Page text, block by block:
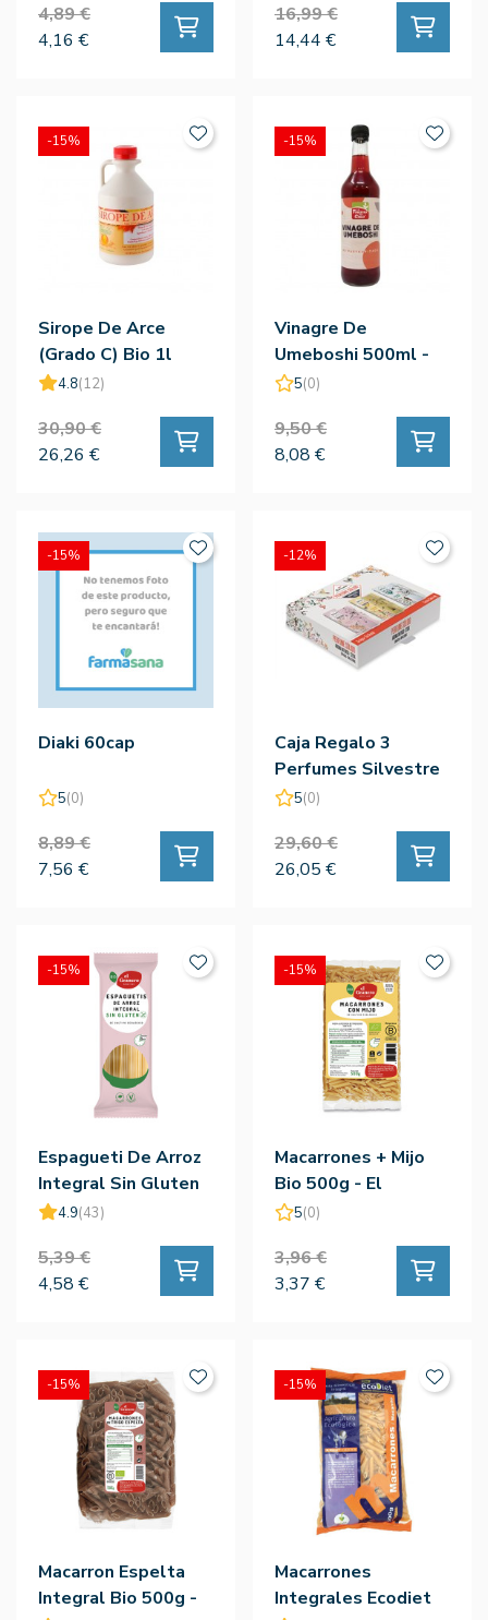
4,89 €
4,16 €
16,99 €
14,44 €
Sirope De Arce
(Grado C) Bio 1l
4.8(12)
30,90 €
26,26 €
-15%
Vinagre De
Umeboshi 500ml -
La Finestra Sul Cielo
5(0)
9,50 €
8,08 €
-15%
Diaki 60cap
5(0)
8,89 €
7,56 €
-15%
Caja Regalo 3
Perfumes Silvestre
- Silvestre
5(0)
29,60 €
26,05 €
-12%
Espagueti De Arroz
Integral Sin Gluten
Bio 500g - El
4.9(43)
5,39 €
4,58 €
-15%
Macarrones + Mijo
Bio 500g - El
Granero
5(0)
3,96 €
3,37 €
-15%
Macarron Espelta
Integral Bio 500g -
-15%
Macarrones
Integrales Ecodiet
-15%